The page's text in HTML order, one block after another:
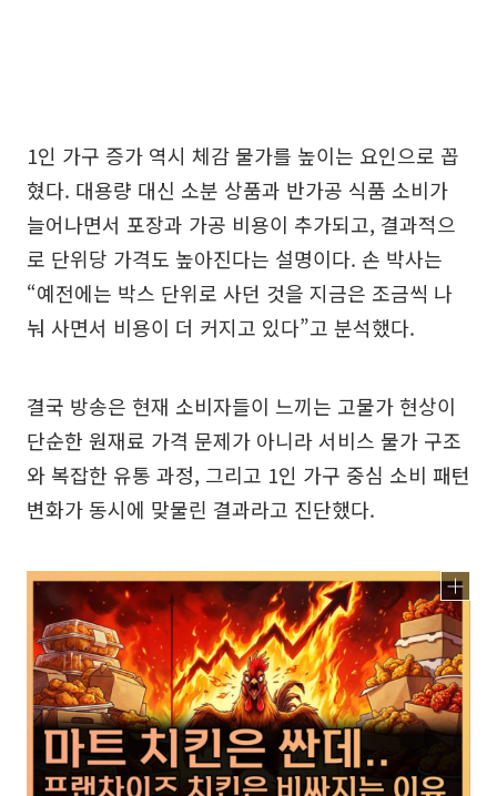
1인 가구 증가 역시 체감 물가를 높이는 요인으로 꼽
혔다. 대용량 대신 소분 상품과 반가공 식품 소비가
늘어나면서 포장과 가공 비용이 추가되고, 결과적으
로 단위당 가격도 높아진다는 설명이다. 손 박사는
“예전에는 박스 단위로 사던 것을 지금은 조금씩 나
눠 사면서 비용이 더 커지고 있다”고 분석했다.
결국 방송은 현재 소비자들이 느끼는 고물가 현상이
단순한 원재료 가격 문제가 아니라 서비스 물가 구조
와 복잡한 유통 과정, 그리고 1인 가구 중심 소비 패턴
변화가 동시에 맞물린 결과라고 진단했다.